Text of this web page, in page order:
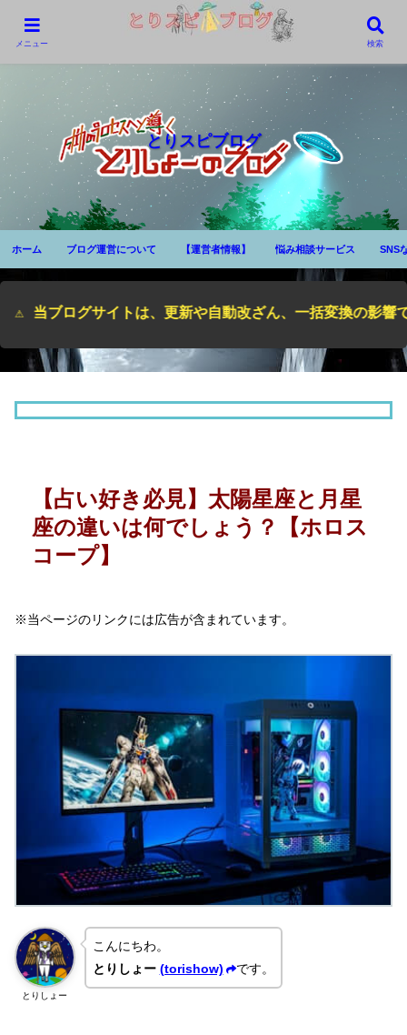
とりスピブログ
ホーム ブログ運営について 【運営者情報】 悩み相談サービス SNS
、更新や自動改ざん、一括変換の影響で正しく表示されな
【占い好き必見】太陽星座と月星
座の違いは何でしょう？【ホロス
コープ】
※当ページのリンクには広告が含まれています。
とりしょー
こんにちわ。
とりしょー (torishow) です。
メニュー 検索